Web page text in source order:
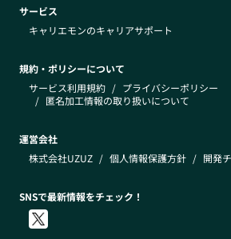
サービス
キャリエモンのキャリアサポート
規約・ポリシーについて
サービス利用規約 / プライバシーポリシー
/ 匿名加工情報の取り扱いについて
運営会社
株式会社UZUZ / 個人情報保護方針 / 開発
SNSで最新情報をチェック！